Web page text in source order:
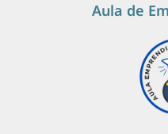
Aula de